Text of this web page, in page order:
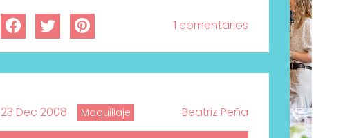
1 comentarios
23 Dec 2008 Maquillaje Beatriz Peña